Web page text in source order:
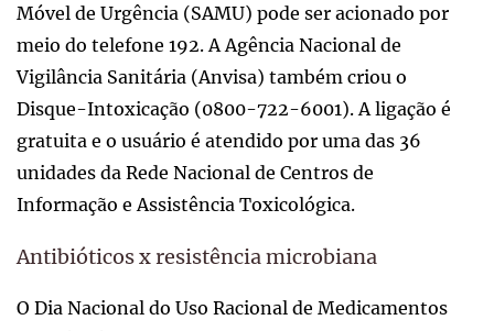
Móvel de Urgência (SAMU) pode ser acionado por
meio do telefone 192. A Agência Nacional de
Vigilância Sanitária (Anvisa) também criou o
Disque-Intoxicação (0800-722-6001). A ligação é
gratuita e o usuário é atendido por uma das 36
unidades da Rede Nacional de Centros de
Informação e Assistência Toxicológica.
Antibióticos x resistência microbiana
O Dia Nacional do Uso Racional de Medicamentos